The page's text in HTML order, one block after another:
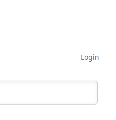
Login